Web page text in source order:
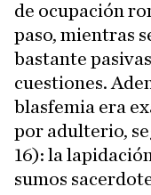
de ocupación
paso, mientras
bastante
cuestiones.
blasfemia era
por adulterio,
16): la
sumos